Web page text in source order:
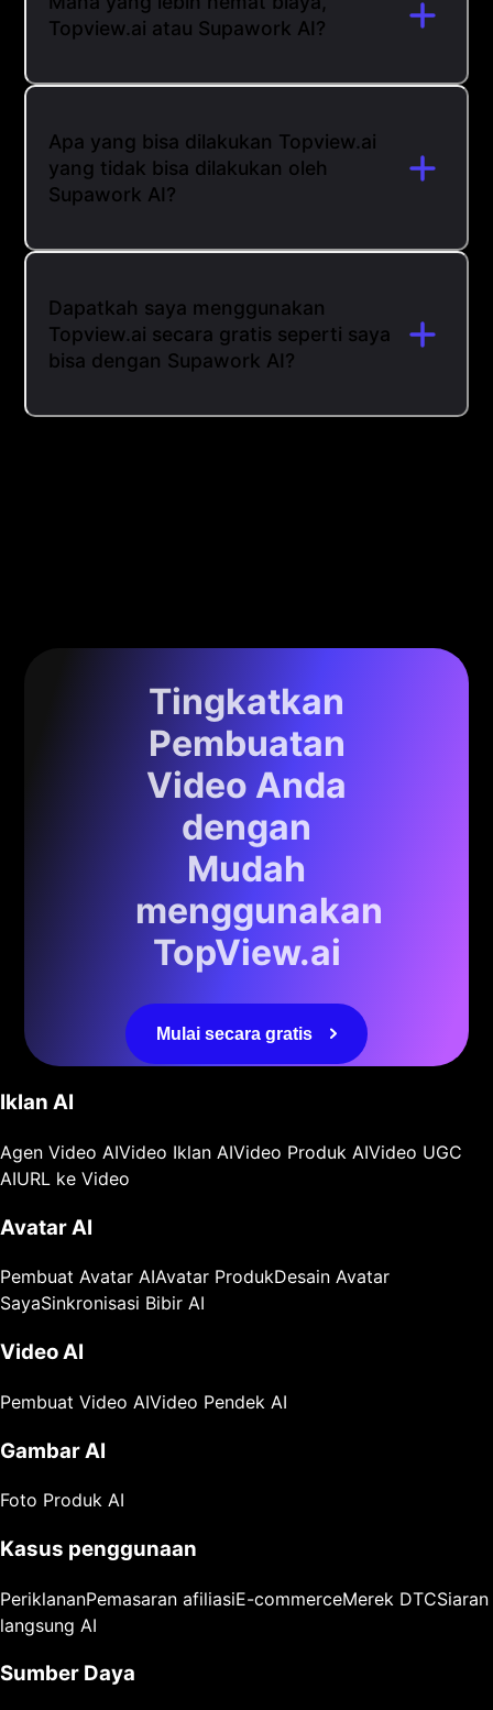
Topview.ai atau Supawork AI?
Apa yang bisa dilakukan Topview.ai
yang tidak bisa dilakukan oleh
Supawork AI?
Dapatkah saya menggunakan
Topview.ai secara gratis seperti saya
bisa dengan Supawork AI?
Tingkatkan
Pembuatan
Video Anda
dengan
Mudah
menggunakan
TopView.ai
Mulai secara gratis
Iklan AI
Agen Video AIVideo Iklan AIVideo Produk AIVideo UGC
AIURL ke Video
Avatar AI
Pembuat Avatar AIAvatar ProdukDesain Avatar
SayaSinkronisasi Bibir AI
Video AI
Pembuat Video AIVideo Pendek AI
Gambar AI
Foto Produk AI
Kasus penggunaan
PeriklananPemasaran afiliasiE-commerceMerek DTCSiaran
langsung AI
Sumber Daya